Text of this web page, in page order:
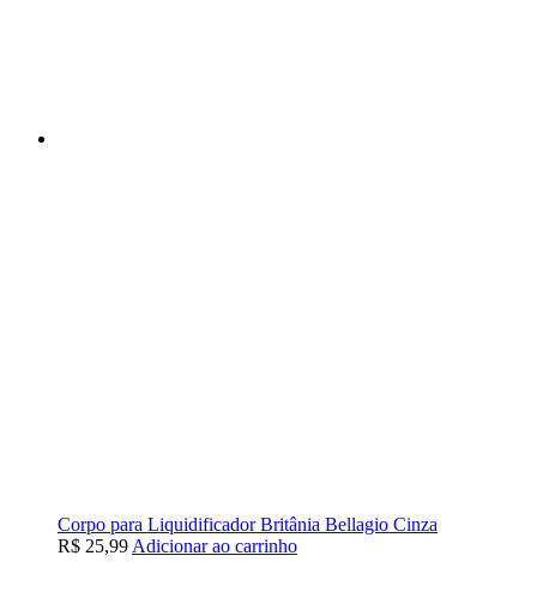
Corpo para Liquidificador Britânia Bellagio Cinza
R$ 25,99Adicionar ao carrinho